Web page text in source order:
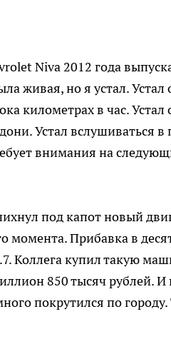
Niva 2012 года
живая, но я устал. Устал
километрах в час.
Устал вслушиваться
внимания на
под капот новый
момента. Прибавка в
Коллега купил такую
850 тысяч рублей. И
покрутился по городу.